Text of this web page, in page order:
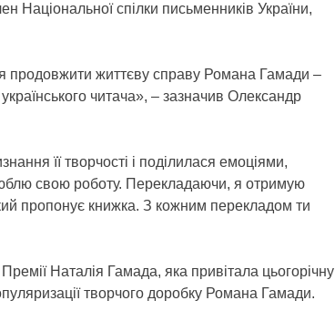
Національної спілки письменників України,
продовжити життєву справу Романа Гамади –
читача», – зазначив Олександр
її творчості і поділилася емоціями,
свою роботу. Перекладаючи, я отримую
пропонує книжка. З кожним перекладом ти
Наталія Гамада, яка привітала цьогорічну
творчого доробку Романа Гамади.